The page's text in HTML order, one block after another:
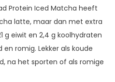
Protein Iced Matcha heeft
latte, maar dan met extra
g eiwit en 2,4 g koolhydraten
romig. Lekker als koude
na het sporten of als romige